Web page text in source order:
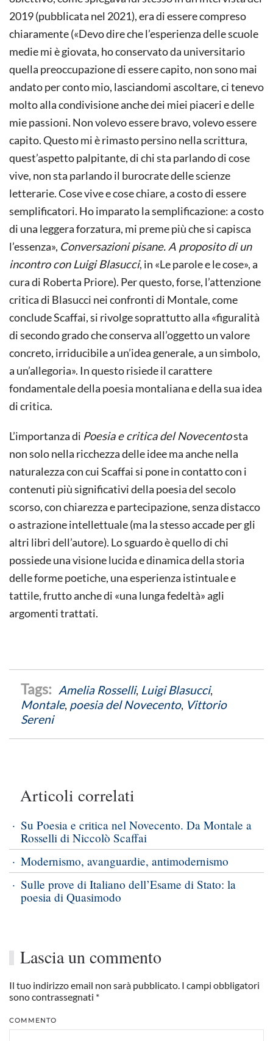
2019 (pubblicata nel 2021), era di essere compreso
chiaramente («Devo dire che l’esperienza delle scuole
medie mi è giovata, ho conservato da universitario
quella preoccupazione di essere capito, non sono mai
andato per conto mio, lasciandomi ascoltare, ci tenevo
molto alla condivisione anche dei miei piaceri e delle
mie passioni. Non volevo essere bravo, volevo essere
capito. Questo mi è rimasto persino nella scrittura,
quest’aspetto palpitante, di chi sta parlando di cose
vive, non sta parlando il burocrate delle scienze
letterarie. Cose vive e cose chiare, a costo di essere
semplificatori. Ho imparato la semplificazione: a costo
di una leggera forzatura, mi preme più che si capisca
l’essenza», Conversazioni pisane. A proposito di un
incontro con Luigi Blasucci, in «Le parole e le cose», a
cura di Roberta Priore). Per questo, forse, l’attenzione
critica di Blasucci nei confronti di Montale, come
conclude Scaffai, si rivolge soprattutto alla «figuralità
di secondo grado che conserva all’oggetto un valore
concreto, irriducibile a un’idea generale, a un simbolo,
a un’allegoria». In questo risiede il carattere
fondamentale della poesia montaliana e della sua idea
di critica.
L’importanza di Poesia e critica del Novecentosta
non solo nella ricchezza delle idee ma anche nella
naturalezza con cui Scaffai si pone in contatto con i
contenuti più significativi della poesia del secolo
scorso, con chiarezza e partecipazione, senza distacco
o astrazione intellettuale (ma la stesso accade per gli
altri libri dell’autore). Lo sguardo è quello di chi
possiede una visione lucida e dinamica della storia
delle forme poetiche, una esperienza istintuale e
tattile, frutto anche di «una lunga fedeltà» agli
argomenti trattati.
Amelia Rosselli, Luigi Blasucci,
Montale, poesia del Novecento, Vittorio
Sereni
Articoli correlati
Su Poesia e critica nel Novecento. Da Montale a
Rosselli di Niccolò Scaffai
Modernismo, avanguardie, antimodernismo
Sulle prove di Italiano dell’Esame di Stato: la
poesia di Quasimodo
Lascia un commento
Il tuo indirizzo email non sarà pubblicato. I campi obbligatori
sono contrassegnati *
COMMENTO